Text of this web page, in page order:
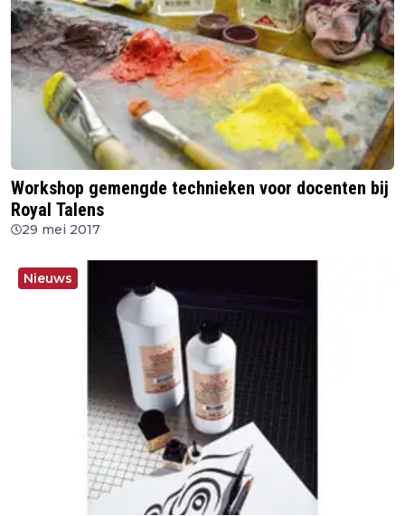
Workshop gemengde technieken voor docenten bij
Royal Talens
29 mei 2017
Nieuws